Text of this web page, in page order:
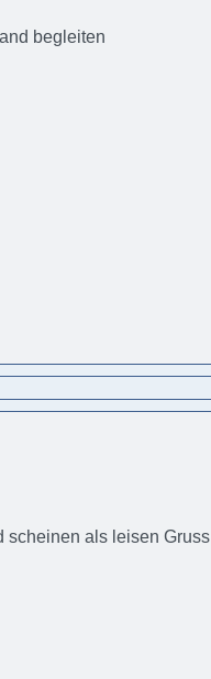
begleiten
scheinen als leisen Gruss